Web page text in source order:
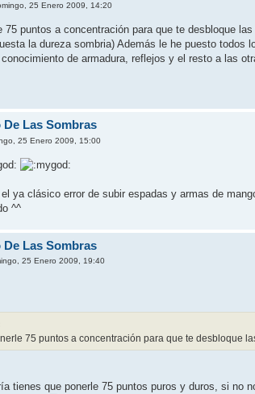
25 Enero 2009, 14:20
75 puntos a concentración para que te desbloque
la dureza sombria) Además le he puesto
de armadura, reflejos y el resto a las
Las Sombras
25 Enero 2009, 15:00
ya clásico error de subir espadas y armas de
^^
Las Sombras
25 Enero 2009, 19:40
75 puntos a concentración para que te desbloque
tienes que ponerle 75 puntos puros y duros, si no